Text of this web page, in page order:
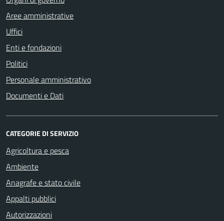
Aree amministrative
Uffici
Enti e fondazioni
Politici
Personale amministrativo
Documenti e Dati
CATEGORIE DI SERVIZIO
Agricoltura e pesca
Ambiente
Anagrafe e stato civile
Appalti pubblici
Autorizzazioni